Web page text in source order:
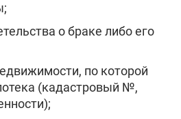
о браке либо его
по которой
(кадастровый №,